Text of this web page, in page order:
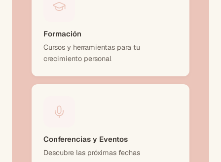
Formación
Cursos y herramientas para tu
crecimiento personal
Conferencias y Eventos
Descubre las próximas fechas